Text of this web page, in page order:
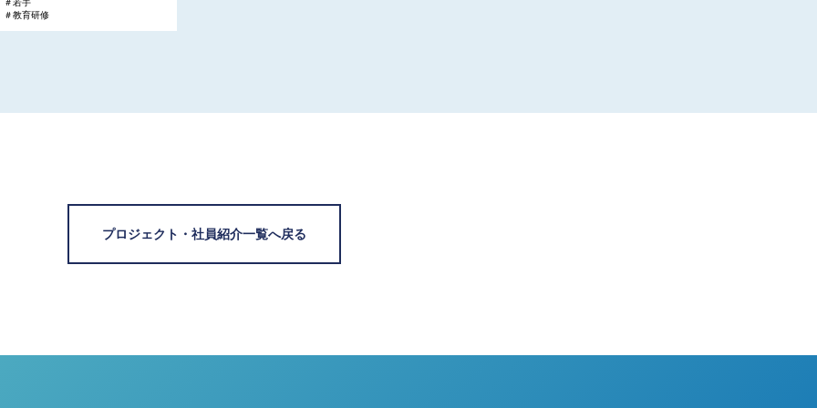
＃若手
＃教育研修
プロジェクト・社員紹介一覧へ戻る